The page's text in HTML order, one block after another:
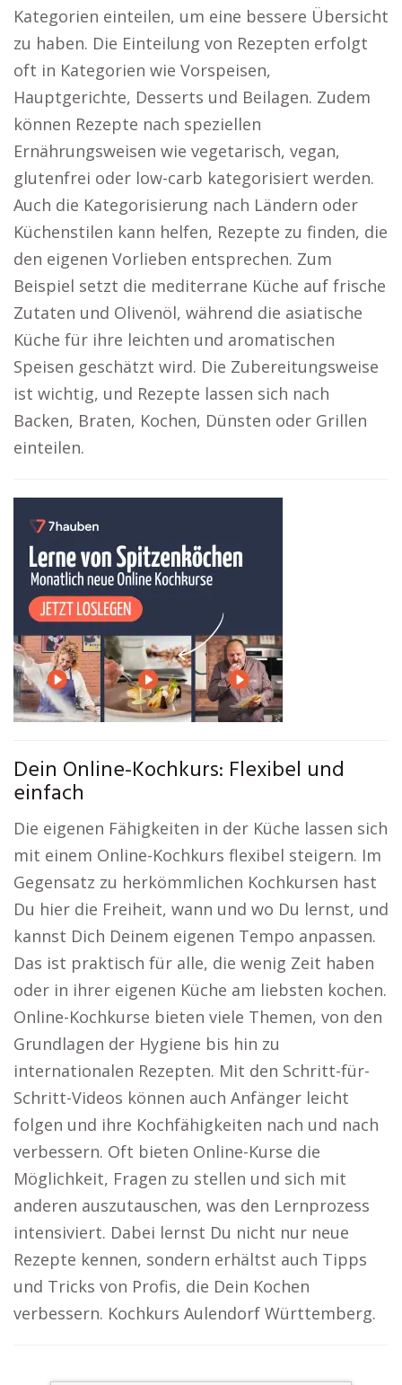
Kategorien einteilen, um eine bessere Übersicht
zu haben. Die Einteilung von Rezepten erfolgt
oft in Kategorien wie Vorspeisen,
Hauptgerichte, Desserts und Beilagen. Zudem
können Rezepte nach speziellen
Ernährungsweisen wie vegetarisch, vegan,
glutenfrei oder low-carb kategorisiert werden.
Auch die Kategorisierung nach Ländern oder
Küchenstilen kann helfen, Rezepte zu finden, die
den eigenen Vorlieben entsprechen. Zum
Beispiel setzt die mediterrane Küche auf frische
Zutaten und Olivenöl, während die asiatische
Küche für ihre leichten und aromatischen
Speisen geschätzt wird. Die Zubereitungsweise
ist wichtig, und Rezepte lassen sich nach
Backen, Braten, Kochen, Dünsten oder Grillen
einteilen.
Dein Online-Kochkurs: Flexibel und
einfach
Die eigenen Fähigkeiten in der Küche lassen sich
mit einem Online-Kochkurs flexibel steigern. Im
Gegensatz zu herkömmlichen Kochkursen hast
Du hier die Freiheit, wann und wo Du lernst, und
kannst Dich Deinem eigenen Tempo anpassen.
Das ist praktisch für alle, die wenig Zeit haben
oder in ihrer eigenen Küche am liebsten kochen.
Online-Kochkurse bieten viele Themen, von den
Grundlagen der Hygiene bis hin zu
internationalen Rezepten. Mit den Schritt-für-
Schritt-Videos können auch Anfänger leicht
folgen und ihre Kochfähigkeiten nach und nach
verbessern. Oft bieten Online-Kurse die
Möglichkeit, Fragen zu stellen und sich mit
anderen auszutauschen, was den Lernprozess
intensiviert. Dabei lernst Du nicht nur neue
Rezepte kennen, sondern erhältst auch Tipps
und Tricks von Profis, die Dein Kochen
verbessern. Kochkurs Aulendorf Württemberg.